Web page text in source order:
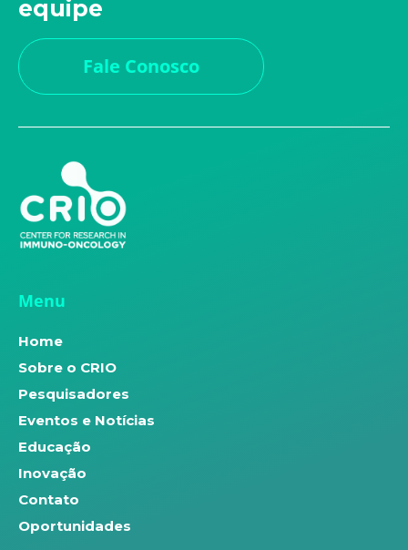
equipe
Fale Conosco
Menu
Home
Sobre o CRIO
Pesquisadores
Eventos e Notícias
Educação
Inovação
Contato
Oportunidades